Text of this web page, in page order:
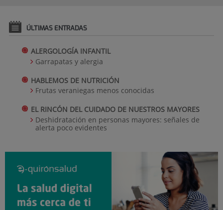
ÚLTIMAS ENTRADAS
ALERGOLOGÍA INFANTIL
Garrapatas y alergia
HABLEMOS DE NUTRICIÓN
Frutas veraniegas menos conocidas
EL RINCÓN DEL CUIDADO DE NUESTROS MAYORES
Deshidratación en personas mayores: señales de
alerta poco evidentes